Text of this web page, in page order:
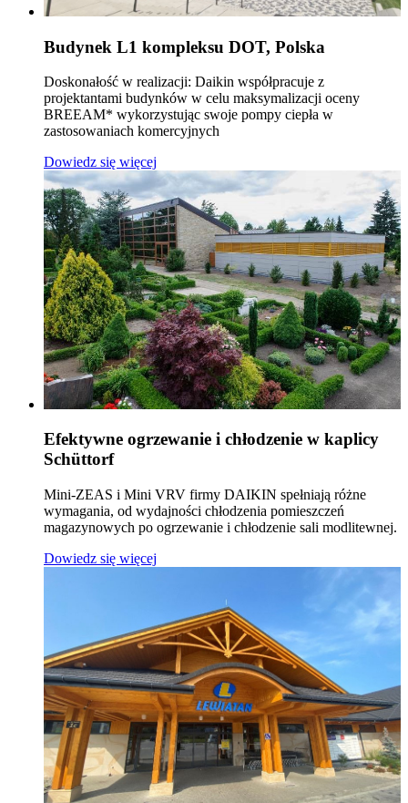
Budynek L1 kompleksu DOT, Polska
Doskonałość w realizacji: Daikin współpracuje z
projektantami budynków w celu maksymalizacji oceny
BREEAM* wykorzystując swoje pompy ciepła w
zastosowaniach komercyjnych
Dowiedz się więcej
Efektywne ogrzewanie i chłodzenie w kaplicy
Schüttorf
Mini-ZEAS i Mini VRV firmy DAIKIN spełniają różne
wymagania, od wydajności chłodzenia pomieszczeń
magazynowych po ogrzewanie i chłodzenie sali modlitewnej.
Dowiedz się więcej